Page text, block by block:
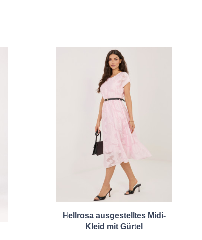
Hellrosa ausgestelltes Midi-
Kleid mit Gürtel